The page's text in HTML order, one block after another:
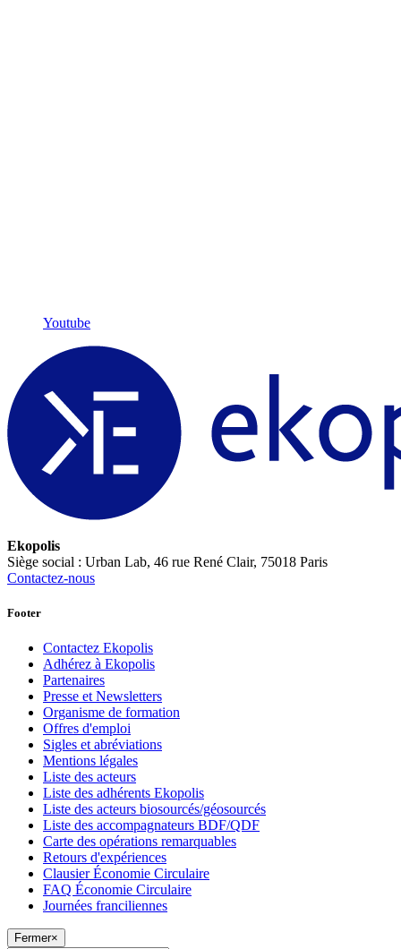
Youtube
Ekopolis
Siège social : Urban Lab, 46 rue René Clair, 75018 Paris
Contactez-nous
Footer
Contactez Ekopolis
Adhérez à Ekopolis
Partenaires
Presse et Newsletters
Organisme de formation
Offres d'emploi
Sigles et abréviations
Mentions légales
Liste des acteurs
Liste des adhérents Ekopolis
Liste des acteurs biosourcés/géosourcés
Liste des accompagnateurs BDF/QDF
Carte des opérations remarquables
Retours d'expériences
Clausier Économie Circulaire
FAQ Économie Circulaire
Journées franciliennes
Fermer×